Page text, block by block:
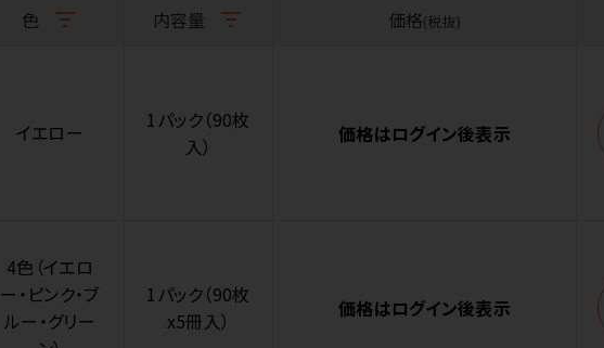
色 内容量 価格(税抜)
イエロー
1パック（90枚
入）
価格はログイン後表示
4色（イエロ
ー・ピンク・ブ
ルー・グリー
1パック（90枚
x5冊入）
価格はログイン後表示